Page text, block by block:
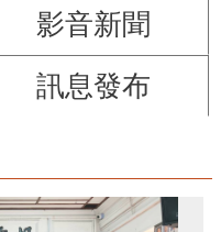
影音新聞
訊息發布